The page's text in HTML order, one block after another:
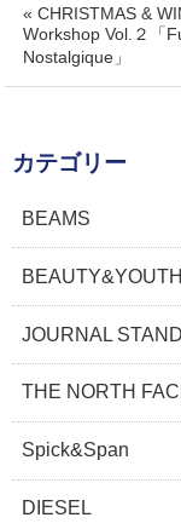
« CHRISTMAS &
Workshop Vol.２「
Nostalgique」
カテゴリー
BEAMS
JOURNAL
THE NORTH
Spick&Span
DIESEL